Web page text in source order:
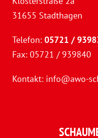
31655 Stadthagen
Telefon: 05721 /
Fax: 05721 / 939840
Kontakt: info@awo-